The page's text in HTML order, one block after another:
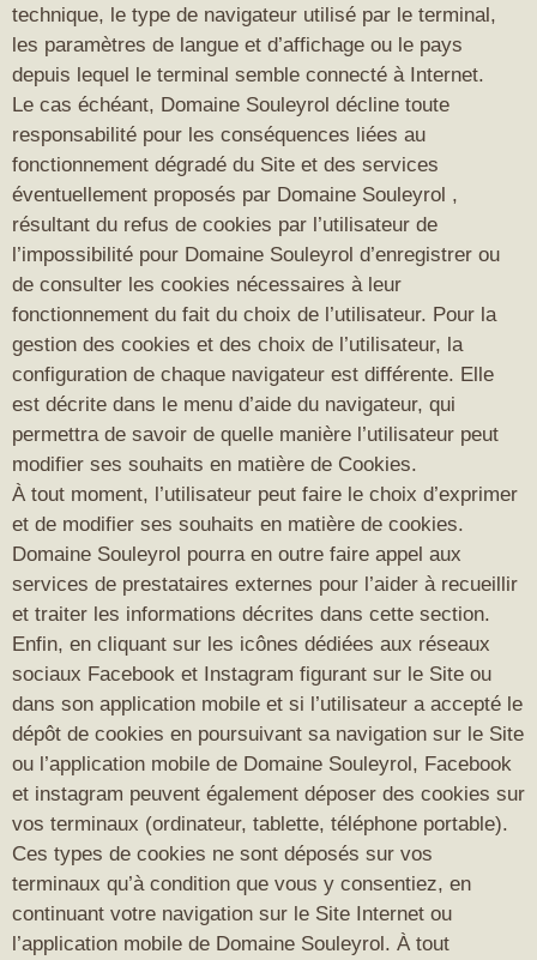
technique, le type de navigateur utilisé par le terminal,
les paramètres de langue et d’affichage ou le pays
depuis lequel le terminal semble connecté à Internet.
Le cas échéant, Domaine Souleyrol décline toute
responsabilité pour les conséquences liées au
fonctionnement dégradé du Site et des services
éventuellement proposés par Domaine Souleyrol ,
résultant du refus de cookies par l’utilisateur de
l’impossibilité pour Domaine Souleyrol d’enregistrer ou
de consulter les cookies nécessaires à leur
fonctionnement du fait du choix de l’utilisateur. Pour la
gestion des cookies et des choix de l’utilisateur, la
configuration de chaque navigateur est différente. Elle
est décrite dans le menu d’aide du navigateur, qui
permettra de savoir de quelle manière l’utilisateur peut
modifier ses souhaits en matière de Cookies.
À tout moment, l’utilisateur peut faire le choix d’exprimer
et de modifier ses souhaits en matière de cookies.
Domaine Souleyrol pourra en outre faire appel aux
services de prestataires externes pour l’aider à recueillir
et traiter les informations décrites dans cette section.
Enfin, en cliquant sur les icônes dédiées aux réseaux
sociaux Facebook et Instagram figurant sur le Site ou
dans son application mobile et si l’utilisateur a accepté le
dépôt de cookies en poursuivant sa navigation sur le Site
ou l’application mobile de Domaine Souleyrol, Facebook
et instagram peuvent également déposer des cookies sur
vos terminaux (ordinateur, tablette, téléphone portable).
Ces types de cookies ne sont déposés sur vos
terminaux qu’à condition que vous y consentiez, en
continuant votre navigation sur le Site Internet ou
l’application mobile de Domaine Souleyrol. À tout